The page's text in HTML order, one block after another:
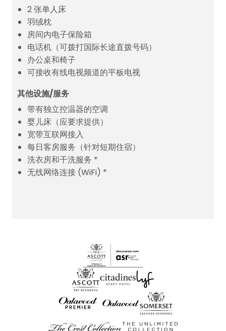
2 张单人床
羽绒枕
房间内电子保险箱
电话机（可拨打国际长途直拨号码）
办公桌和椅子
可接收有线电视频道的平板电视
其他设施/服务
带有独立控温器的空调
婴儿床（应要求提供）
宽带互联网接入
每日客房服务（针对短期住宿）
洗衣房和干洗服务 *
无线网络连接 (WiFi) *